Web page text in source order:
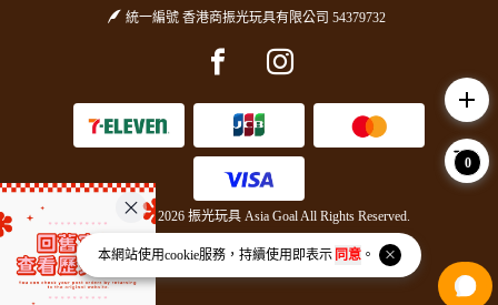
本網站使用cookie服務，持續使用即表示 同意。
統一編號 香港商振光玩具有限公司 54379732
Facebook pageInstagram page
Copyright © 2026 振光玩具 Asia Goal All Rights Reserved.
Powered byBVSHOP.
add
0